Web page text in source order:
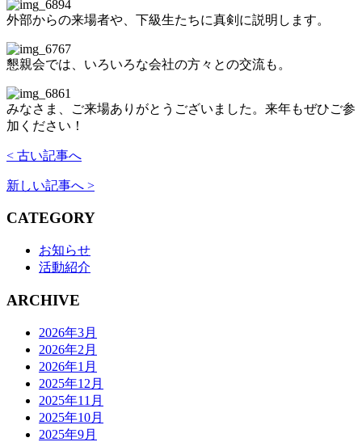
外部からの来場者や、下級生たちに真剣に説明します。
懇親会では、いろいろな会社の方々との交流も。
みなさま、ご来場ありがとうございました。来年もぜひご参
加ください！
< 古い記事へ
新しい記事へ >
CATEGORY
お知らせ
活動紹介
ARCHIVE
2026年3月
2026年2月
2026年1月
2025年12月
2025年11月
2025年10月
2025年9月